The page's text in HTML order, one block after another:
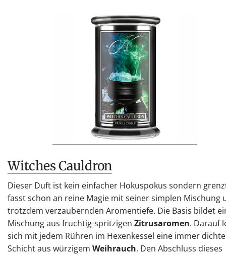
Witches Cauldron
Dieser Duft ist kein einfacher Hokuspokus sondern
fasst schon an reine Magie mit seiner simplen Mischung
trotzdem verzaubernden Aromentiefe. Die Basis bildet
Mischung aus fruchtig-spritzigen Zitrusaromen. Darauf
sich mit jedem Rühren im Hexenkessel eine immer
Schicht aus würzigem Weihrauch. Den Abschluss dieses